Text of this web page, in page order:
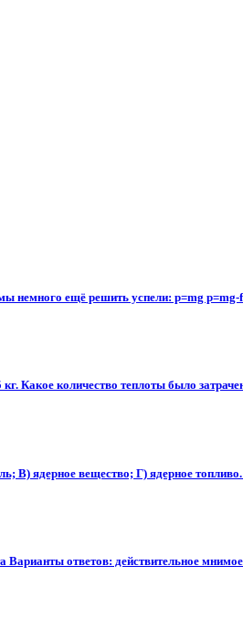
немного ещё решить успели: p=mg p=mg-
Какое количество теплоты было
ядерное вещество; Г) ядерное
ответов: действительное